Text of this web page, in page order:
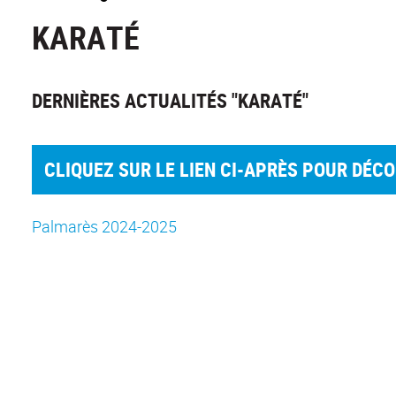
KARATÉ
DERNIÈRES ACTUALITÉS "KARATÉ"
CLIQUEZ SUR LE LIEN CI-APRÈS POUR
Palmarès 2024-2025